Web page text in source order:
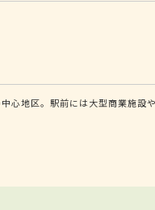
心地区。駅前には大型商業施設